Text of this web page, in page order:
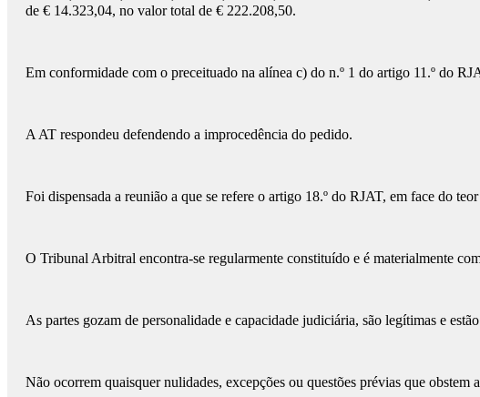
de € 14.323,04, no valor total de € 222.208,50.
Em conformidade com o preceituado na alínea c) do n.º 1 do artigo 11.º do
A AT respondeu defendendo a improcedência do pedido.
Foi dispensada a reunião a que se refere o artigo 18.º do RJAT, em face do
O Tribunal Arbitral encontra-se regularmente constituído e é materialmente
As partes gozam de personalidade e capacidade judiciária, são legítimas e
Não ocorrem quaisquer nulidades, excepções ou questões prévias que obstem